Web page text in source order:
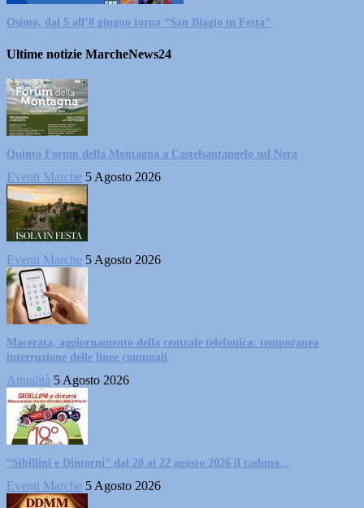
Osimo, dal 5 all’8 giugno torna “San Biagio in Festa”
Ultime notizie MarcheNews24
Quinto Forum della Montagna a Castelsantangelo sul Nera
Eventi Marche 5 Agosto 2026
Eventi Marche 5 Agosto 2026
Macerata, aggiornamento della centrale telefonica: temporanea
interruzione delle linee comunali
Attualità 5 Agosto 2026
“Sibillini e Dintorni” dal 20 al 22 agosto 2026 il raduno...
Eventi Marche 5 Agosto 2026